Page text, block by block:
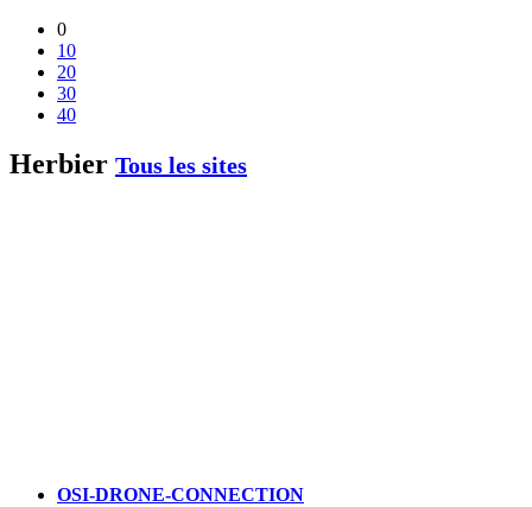
0
10
20
30
40
Herbier Tous les sites
OSI-DRONE-CONNECTION